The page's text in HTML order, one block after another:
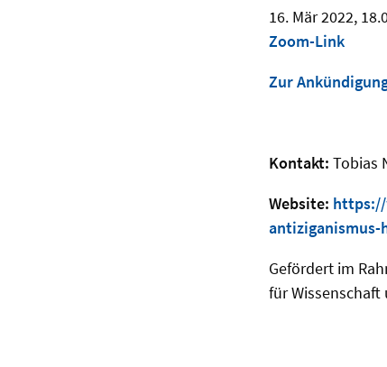
16. Mär 2022,
Zoom-Link
Zur
Kontakt: Tobias
Website:
Gefördert im
für